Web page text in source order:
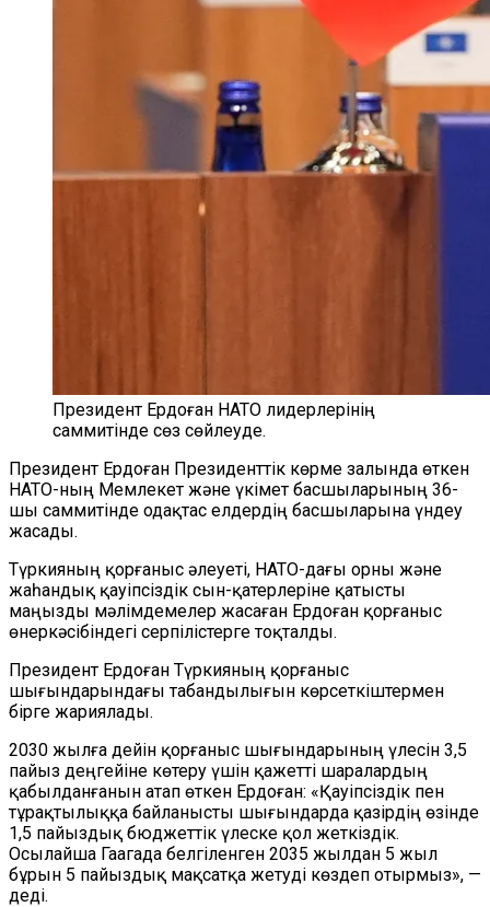
Президент Ердоған НАТО лидерлерінің
саммитінде сөз сөйлеуде.
Президент Ердоған Президенттік көрме залында өткен
НАТО-ның Мемлекет және үкімет басшыларының 36-
шы саммитінде одақтас елдердің басшыларына үндеу
жасады.
Түркияның қорғаныс әлеуеті, НАТО-дағы орны және
жаһандық қауіпсіздік сын-қатерлеріне қатысты
маңызды мәлімдемелер жасаған Ердоған қорғаныс
өнеркәсібіндегі серпілістерге тоқталды.
Президент Ердоған Түркияның қорғаныс
шығындарындағы табандылығын көрсеткіштермен
бірге жариялады.
2030 жылға дейін қорғаныс шығындарының үлесін 3,5
пайыз деңгейіне көтеру үшін қажетті шаралардың
қабылданғанын атап өткен Ердоған: «Қауіпсіздік пен
тұрақтылыққа байланысты шығындарда қазірдің өзінде
1,5 пайыздық бюджеттік үлеске қол жеткіздік.
Осылайша Гаагада белгіленген 2035 жылдан 5 жыл
бұрын 5 пайыздық мақсатқа жетуді көздеп отырмыз», —
деді.